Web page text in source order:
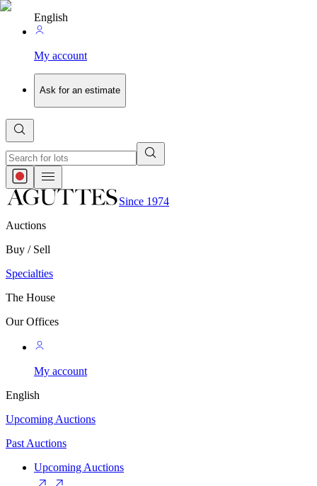
English
My account
Ask for an estimate
Since 1974
Auctions
Buy / Sell
Specialties
The House
Our Offices
My account
English
Upcoming Auctions
Past Auctions
Upcoming Auctions